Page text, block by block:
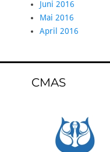
Juni 2016
Mai 2016
April 2016
CMAS